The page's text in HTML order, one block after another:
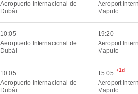
Aeropuerto Internacional de
Dubái
Aeroport
Maputo
10:05
Aeropuerto Internacional de
Dubái
19:20
Aeroport
Maputo
10:05
Aeropuerto Internacional de
Dubái
15:05 +1d
Aeroport
Maputo